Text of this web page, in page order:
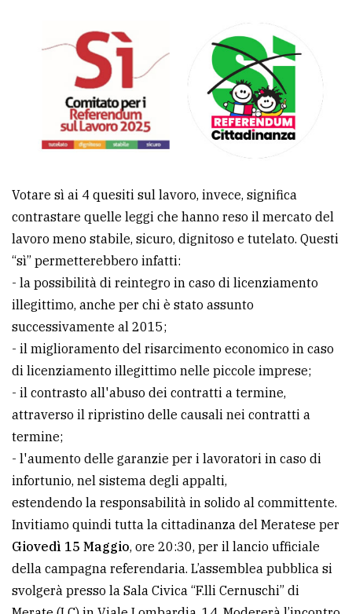
ALTRE
Privacy
policy
Cookie
policy
Votare sì ai 4 quesiti sul lavoro, invece, significa
contrastare quelle leggi che hanno reso il mercato del
lavoro meno stabile, sicuro, dignitoso e tutelato. Questi
“sì” permetterebbero infatti:
- la possibilità di reintegro in caso di licenziamento
illegittimo, anche per chi è stato assunto
successivamente al 2015;
- il miglioramento del risarcimento economico in caso
di licenziamento illegittimo nelle piccole imprese;
- il contrasto all'abuso dei contratti a termine,
attraverso il ripristino delle causali nei contratti a
termine;
- l'aumento delle garanzie per i lavoratori in caso di
infortunio, nel sistema degli appalti,
estendendo la responsabilità in solido al committente.
Invitiamo quindi tutta la cittadinanza del Meratese per
Giovedì 15 Maggio, ore 20:30, per il lancio ufficiale
della campagna referendaria. L’assemblea pubblica si
svolgerà presso la Sala Civica “F.lli Cernuschi” di